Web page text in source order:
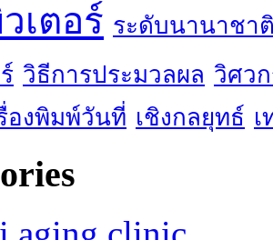
เตอร์ ระดับนานาชา
วิธีการประมวลผล วิศว
องพิมพ์วันที่ เชิงกลยุทธ์